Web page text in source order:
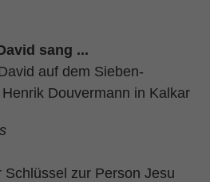
sang ...
auf dem Sieben-
Douvermann in Kalkar
zur Person Jesu